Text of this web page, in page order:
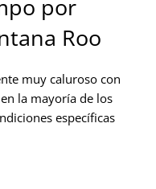
por
Roo
muy caluroso con
en la mayoría de los
específicas